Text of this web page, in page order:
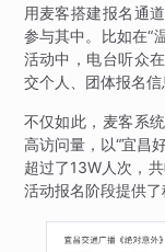
用麦客搭建报名通
参与其中。比如在“
活动中，电台听众
交个人、团体报名信
不仅如此，麦客系
高访问量，以“宜昌
超过了13W人次，
活动报名阶段提供了